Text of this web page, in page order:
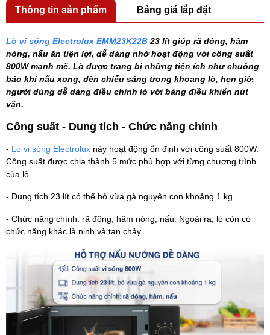
Thông tin sản phẩm Bảng giá lắp đặt
Lò vi sóng Electrolux EMM23K22B 23 lít giúp rã đông, hâm
nóng, nấu ăn tiện lợi, dễ dàng nhờ hoạt động với công suất
800W mạnh mẽ. Lò được trang bị những tiện ích như chuông
báo khi nấu xong, đèn chiếu sáng trong khoang lò, hẹn giờ,
người dùng dễ dàng điều chỉnh lò với bảng điều khiển nút
vặn.
Công suất - Dung tích - Chức năng chính
- Lò vi sóng Electrolux này hoạt động ổn định với công suất 800W.
Công suất được chia thành 5 mức phù hợp với từng chương trình
của lò.
- Dung tích 23 lít có thể bỏ vừa gà nguyên con khoảng 1 kg.
- Chức năng chính: rã đông, hâm nóng, nấu. Ngoài ra, lò còn có
chức năng khác là ninh và tan chảy.